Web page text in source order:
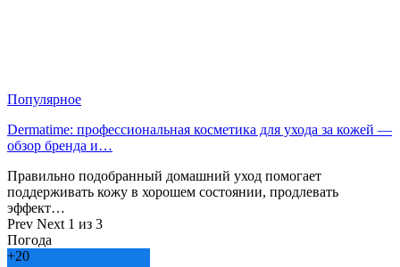
Популярное
Dermatime: профессиональная косметика для ухода за кожей —
обзор бренда и…
Правильно подобранный домашний уход помогает
поддерживать кожу в хорошем состоянии, продлевать
эффект…
Prev Next 1 из 3
Погода
+20